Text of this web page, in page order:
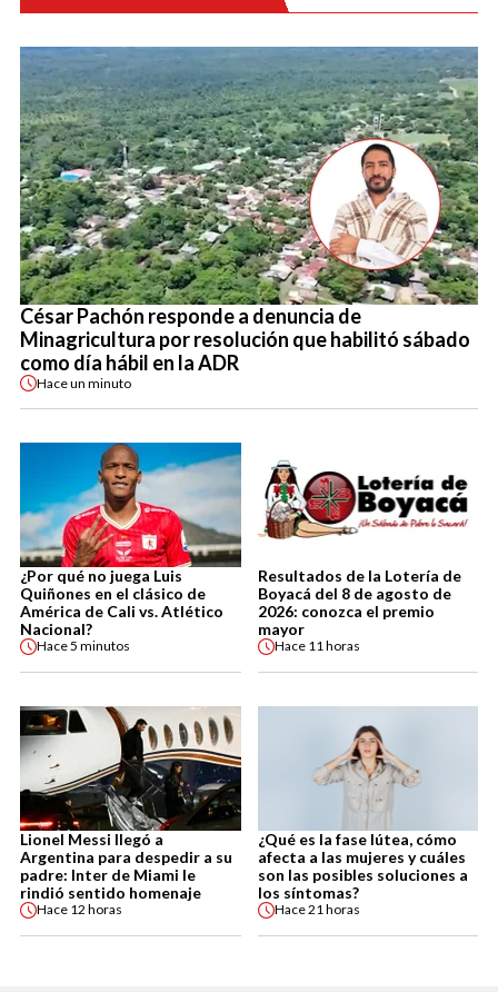
César Pachón responde a denuncia de
Minagricultura por resolución que habilitó sábado
como día hábil en la ADR
Haceun minuto
¿Por qué no juega Luis
Quiñones en el clásico de
América de Cali vs. Atlético
Nacional?
Hace5 minutos
Resultados de la Lotería de
Boyacá del 8 de agosto de
2026: conozca el premio
mayor
Hace 11 horas
Lionel Messi llegó a
Argentina para despedir a su
padre: Inter de Miami le
rindió sentido homenaje
Hace 12 horas
¿Qué es la fase lútea, cómo
afecta a las mujeres y cuáles
son las posibles soluciones a
los síntomas?
Hace21 horas